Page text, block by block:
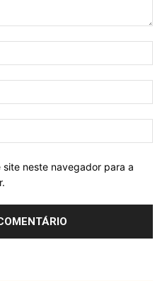
site neste navegador para a